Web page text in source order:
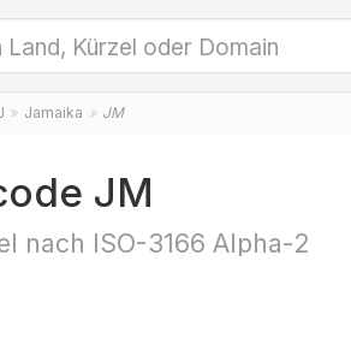
Jamaika JM
JM
nach ISO-3166 Alpha-2